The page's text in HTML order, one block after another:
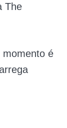
The
momento é